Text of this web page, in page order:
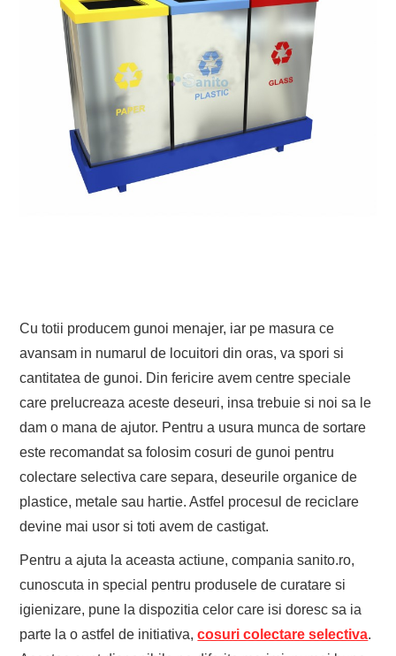
Cu totii producem gunoi menajer, iar pe masura ce
avansam in numarul de locuitori din oras, va spori si
cantitatea de gunoi. Din fericire avem centre speciale
care prelucreaza aceste deseuri, insa trebuie si noi sa le
dam o mana de ajutor. Pentru a usura munca de sortare
este recomandat sa folosim cosuri de gunoi pentru
colectare selectiva care separa, deseurile organice de
plastice, metale sau hartie. Astfel procesul de reciclare
devine mai usor si toti avem de castigat.
Pentru a ajuta la aceasta actiune, compania sanito.ro,
cunoscuta in special pentru produsele de curatare si
igienizare, pune la dispozitia celor care isi doresc sa ia
parte la o astfel de initiativa,cosuri colectare selectiva.